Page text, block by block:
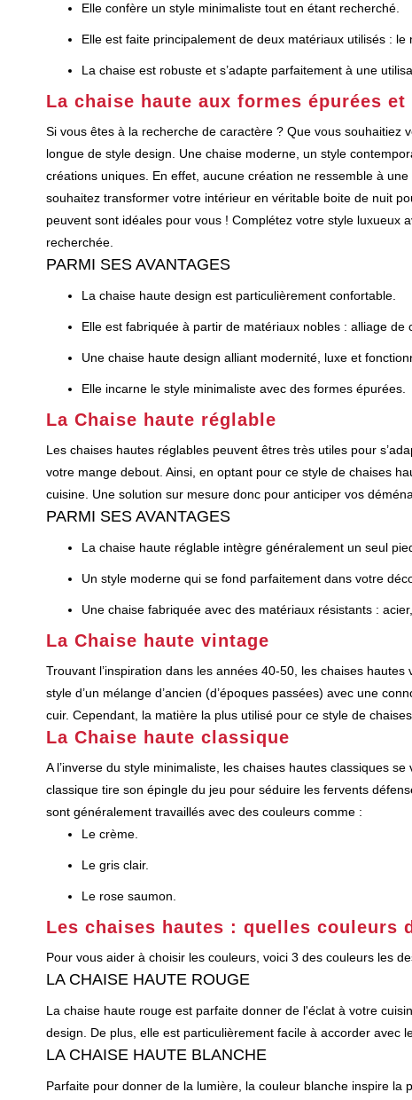
Elle confère un style minimaliste tout en étant recherché.
Elle est faite principalement de deux matériaux utilisés : le
La chaise est robuste et s’adapte parfaitement à une
La chaise haute aux formes épurées
Si vous êtes à la recherche de caractère ? Que vous
longue de style design. Une chaise moderne, un style
créations uniques. En effet, aucune création ne ressemble à
souhaitez transformer votre intérieur en véritable boite de nuit
peuvent sont idéales pour vous ! Complétez votre style luxueux
recherchée.
PARMI SES AVANTAGES
La chaise haute design est particulièrement confortable.
Elle est fabriquée à partir de matériaux nobles : alliage de
Une chaise haute design alliant modernité, luxe et
Elle incarne le style minimaliste avec des formes épurées.
La Chaise haute réglable
Les chaises hautes réglables peuvent êtres très utiles pour
votre mange debout. Ainsi, en optant pour ce style de chaises
cuisine. Une solution sur mesure donc pour anticiper vos
PARMI SES AVANTAGES
La chaise haute réglable intègre généralement un seul
Un style moderne qui se fond parfaitement dans votre
Une chaise fabriquée avec des matériaux résistants :
La Chaise haute vintage
Trouvant l’inspiration dans les années 40-50, les chaises
style d’un mélange d’ancien (d’époques passées) avec une
cuir. Cependant, la matière la plus utilisé pour ce style de
La Chaise haute classique
A l’inverse du style minimaliste, les chaises hautes classiques
classique tire son épingle du jeu pour séduire les fervents
sont généralement travaillés avec des couleurs comme :
Le crème.
Le gris clair.
Le rose saumon.
Les chaises hautes : quelles couleurs
Pour vous aider à choisir les couleurs, voici 3 des couleurs les
LA CHAISE HAUTE ROUGE
La chaise haute rouge est parfaite donner de l'éclat à votre
design. De plus, elle est particulièrement facile à accorder avec
LA CHAISE HAUTE BLANCHE
Parfaite pour donner de la lumière, la couleur blanche inspire la